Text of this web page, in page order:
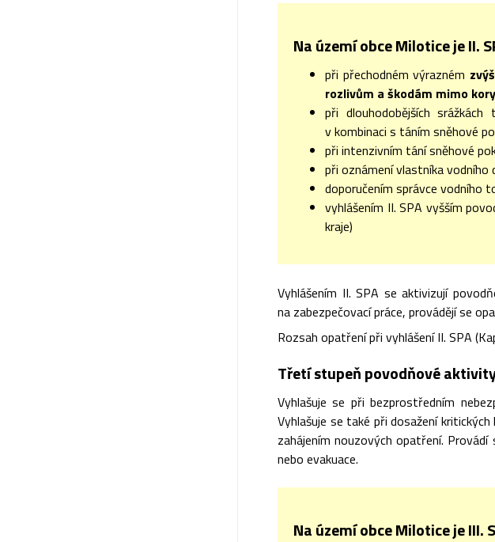
Na území obce Milotice je II.
při přechodném výrazném
rozlivům a škodám mimo
při dlouhodobějších
v kombinaci s táním sněhové
při intenzivním tání sněhové
při oznámení vlastníka vodního
doporučením správce vodního
vyhlášením II. SPA vyšším
kraje)
Vyhlášením II. SPA se aktivizují
na zabezpečovací práce, provádějí se
Rozsah opatření při vyhlášení II. SPA
Třetí stupeň povodňové aktivity
Vyhlašuje se při bezprostředním
Vyhlašuje se také při dosažení
zahájením nouzových opatření.
nebo evakuace.
Na území obce Milotice je III.